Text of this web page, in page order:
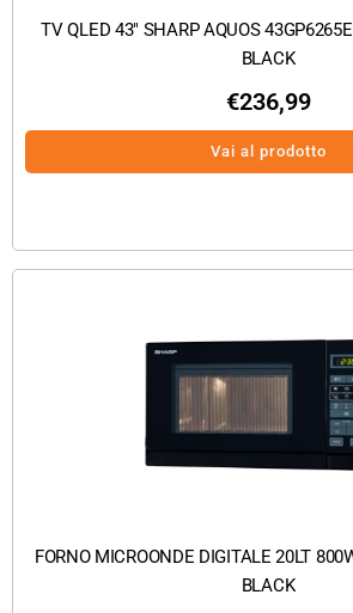
TV QLED 43″ SHARP AQUOS
BLACK
€236,99
Vai al prodotto
FORNO MICROONDE DIGITALE 20LT
BLACK